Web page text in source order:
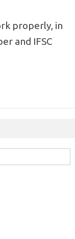
properly, in
and IFSC